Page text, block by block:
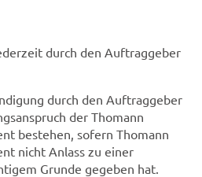
durch den Auftraggeber
durch den Auftraggeber
der Thomann
bestehen, sofern Thomann
nicht Anlass zu einer
Grunde gegeben hat.